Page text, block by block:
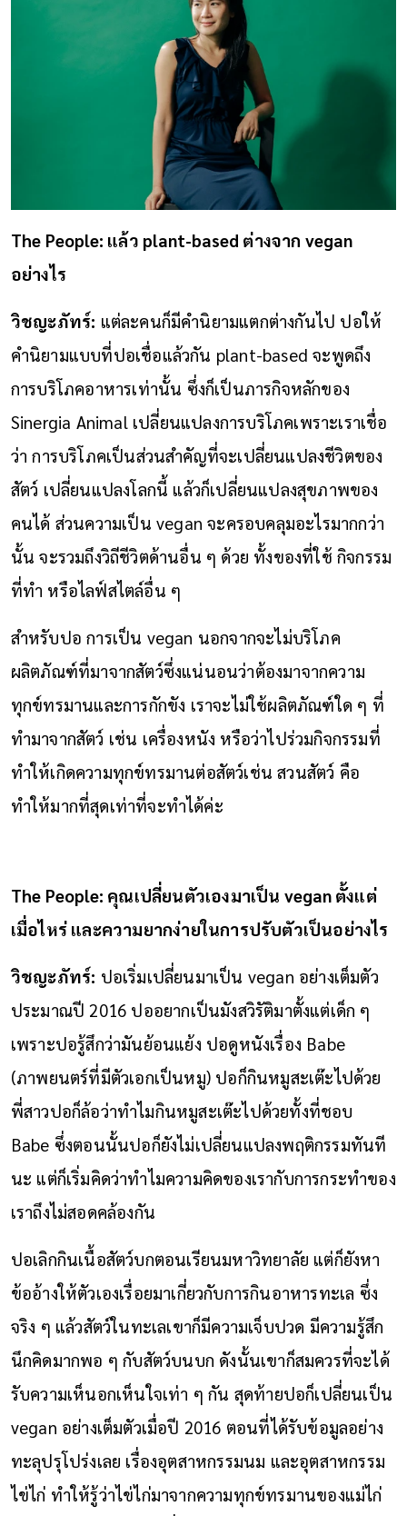
The People: แล้ว plant-based ต่างจาก vegan
อย่างไร
วิชญะภัทร์: แต่ละคนก็มีคำนิยามแตกต่างกันไป ปอให้
คำนิยามแบบที่ปอเชื่อแล้วกัน plant-based จะพูดถึง
การบริโภคอาหารเท่านั้น ซึ่งก็เป็นภารกิจหลักของ
Sinergia Animal เปลี่ยนแปลงการบริโภคเพราะเราเชื่อ
ว่า การบริโภคเป็นส่วนสำคัญที่จะเปลี่ยนแปลงชีวิตของ
สัตว์ เปลี่ยนแปลงโลกนี้ แล้วก็เปลี่ยนแปลงสุขภาพของ
คนได้ ส่วนความเป็น vegan จะครอบคลุมอะไรมากกว่า
นั้น จะรวมถึงวิถีชีวิตด้านอื่น ๆ ด้วย ทั้งของที่ใช้ กิจกรรม
ที่ทำ หรือไลฟ์สไตล์อื่น ๆ
สำหรับปอ การเป็น vegan นอกจากจะไม่บริโภค
ผลิตภัณฑ์ที่มาจากสัตว์ซึ่งแน่นอนว่าต้องมาจากความ
ทุกข์ทรมานและการกักขัง เราจะไม่ใช้ผลิตภัณฑ์ใด ๆ ที่
ทำมาจากสัตว์ เช่น เครื่องหนัง หรือว่าไปร่วมกิจกรรมที่
ทำให้เกิดความทุกข์ทรมานต่อสัตว์เช่น สวนสัตว์ คือ
ทำให้มากที่สุดเท่าที่จะทำได้ค่ะ
The People: คุณเปลี่ยนตัวเองมาเป็น vegan ตั้งแต่
เมื่อไหร่ และความยากง่ายในการปรับตัวเป็นอย่างไร
วิชญะภัทร์: ปอเริ่มเปลี่ยนมาเป็น vegan อย่างเต็มตัว
ประมาณปี 2016 ปออยากเป็นมังสวิรัติมาตั้งแต่เด็ก ๆ
เพราะปอรู้สึกว่ามันย้อนแย้ง ปอดูหนังเรื่อง Babe
(ภาพยนตร์ที่มีตัวเอกเป็นหมู) ปอก็กินหมูสะเต๊ะไปด้วย
พี่สาวปอก็ล้อว่าทำไมกินหมูสะเต๊ะไปด้วยทั้งที่ชอบ
Babe ซึ่งตอนนั้นปอก็ยังไม่เปลี่ยนแปลงพฤติกรรมทันที
นะ แต่ก็เริ่มคิดว่าทำไมความคิดของเรากับการกระทำของ
เราถึงไม่สอดคล้องกัน
ปอเลิกกินเนื้อสัตว์บกตอนเรียนมหาวิทยาลัย แต่ก็ยังหา
ข้ออ้างให้ตัวเองเรื่อยมาเกี่ยวกับการกินอาหารทะเล ซึ่ง
จริง ๆ แล้วสัตว์ในทะเลเขาก็มีความเจ็บปวด มีความรู้สึก
นึกคิดมากพอ ๆ กับสัตว์บนบก ดังนั้นเขาก็สมควรที่จะได้
รับความเห็นอกเห็นใจเท่า ๆ กัน สุดท้ายปอก็เปลี่ยนเป็น
vegan อย่างเต็มตัวเมื่อปี 2016 ตอนที่ได้รับข้อมูลอย่าง
ทะลุปรุโปร่งเลย เรื่องอุตสาหกรรมนม และอุตสาหกรรม
ไข่ไก่ ทำให้รู้ว่าไข่ไก่มาจากความทุกข์ทรมานของแม่ไก่